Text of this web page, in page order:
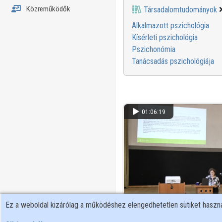
Közreműködők Társadalomtudományok
Alkalmazott pszichológia
Kísérleti pszichológia
Pszichonómia
Tanácsadás pszichológiája
01:06:19
Addiktív viselkedés nők
Ez a weboldal kizárólag a működéshez elengedhetetlen sütiket